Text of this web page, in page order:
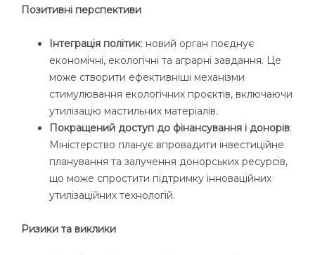
Позитивні перспективи
Інтеграція політик: новий орган поєднує
економічні, екологічні та аграрні завдання. Це
може створити ефективніші механізми
стимулювання екологічних проєктів, включаючи
утилізацію мастильних матеріалів.
Покращений доступ до фінансування і донорів:
Міністерство планує впровадити інвестиційне
планування та залучення донорських ресурсів,
що може спростити підтримку інноваційних
утилізаційних технологій.
Ризики та виклики